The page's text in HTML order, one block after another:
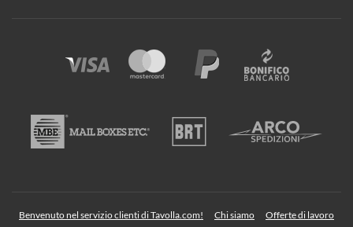
Benvenuto nel servizio clienti di Tavolla.com! Chi siamo Offerte di lavoro